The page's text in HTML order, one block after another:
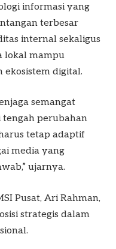
informasi yang
terbesar
internal sekaligus
lokal mampu
ekosistem digital.
semangat
tengah perubahan
tetap adaptif
media yang
ujarnya.
Pusat, Ari Rahman,
strategis dalam